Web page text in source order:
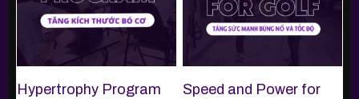
Hypertrophy Program
Speed and Power for